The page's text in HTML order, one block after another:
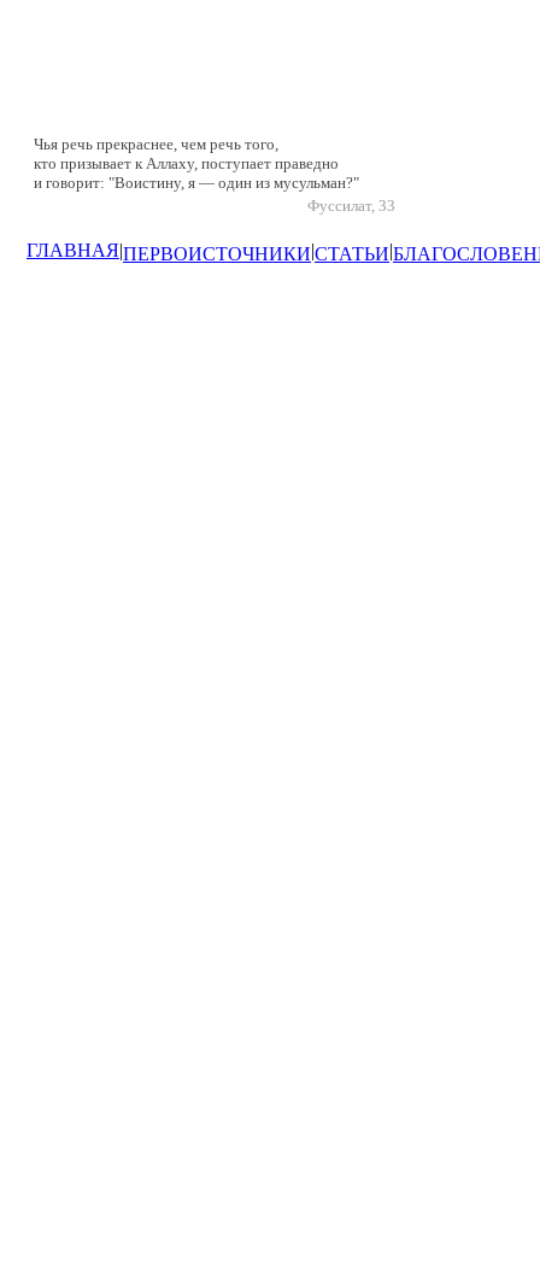
Чья речь прекраснее, чем речь того,
кто призывает к Аллаху, поступает праведно
и говорит: "Воистину, я — один из мусульман?"
Фуссилат, 33
ГЛАВНАЯ|ПЕРВОИСТОЧНИКИ|СТАТЬИ|